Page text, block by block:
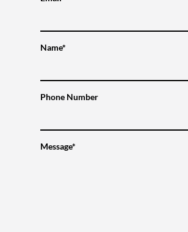
Name*
Phone Number
Message*